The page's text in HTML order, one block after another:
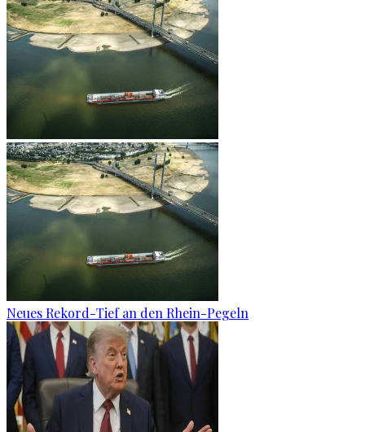
Neues Rekord-Tief an den Rhein-Pegeln